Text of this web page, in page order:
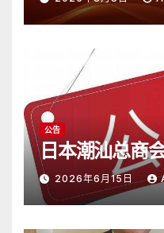
公告
日本潮汕总商
2026年6月15日